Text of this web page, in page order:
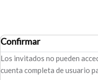
Confirmar
Los invitados no pueden
cuenta completa de usuario